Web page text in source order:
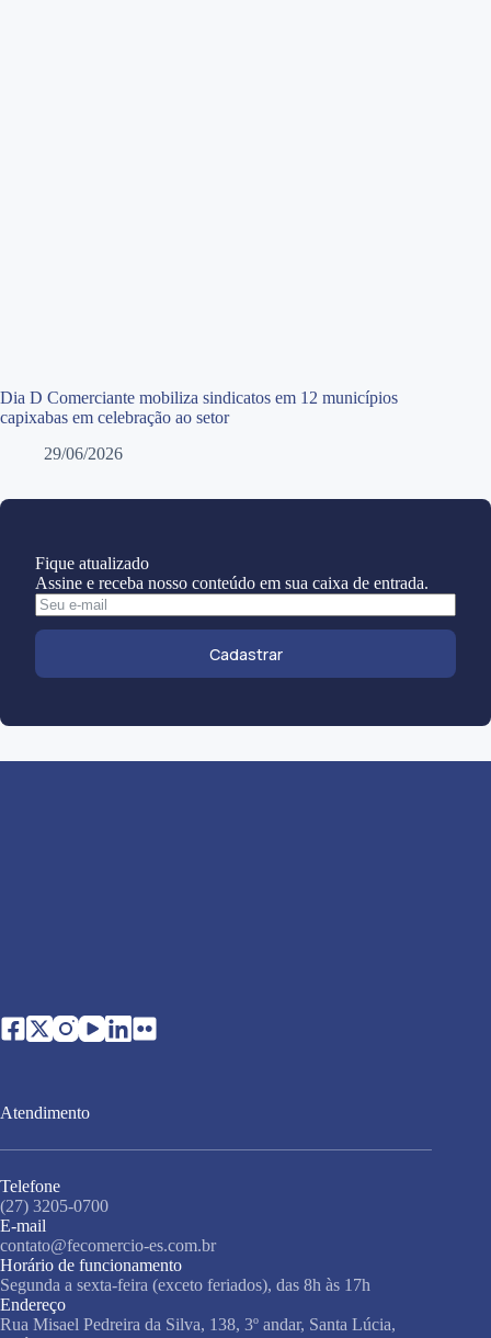
Dia D Comerciante mobiliza sindicatos em 12 municípios
capixabas em celebração ao setor
29/06/2026
Fique atualizado
Assine e receba nosso conteúdo em sua caixa de entrada.
Cadastrar
Atendimento
Telefone
(27) 3205-0700
E-mail
contato@fecomercio-es.com.br
Horário de funcionamento
Segunda a sexta-feira (exceto feriados), das 8h às 17h
Endereço
Rua Misael Pedreira da Silva, 138, 3º andar, Santa Lúcia,